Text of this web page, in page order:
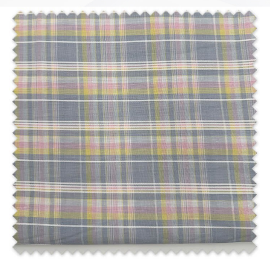
¡EN OFERTA!
-0,65 €